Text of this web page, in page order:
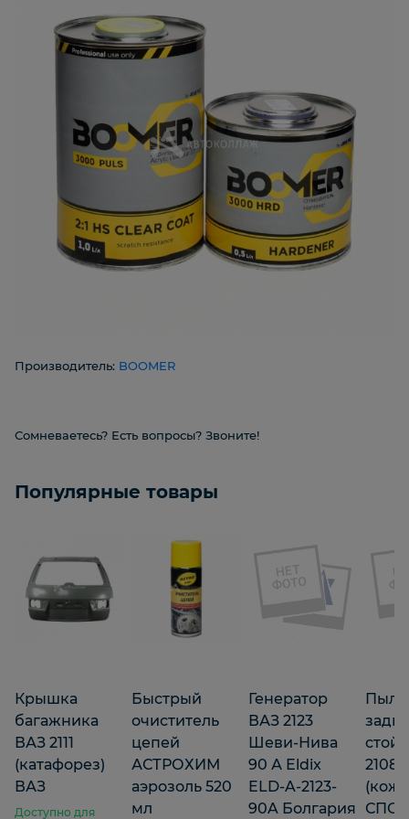
Производитель: BOOMER
Сомневаетесь? Есть вопросы? Звоните!
Популярные товары
Крышка
багажника
ВАЗ 2111
(катафорез)
ВАЗ
Доступно для
Быстрый
очиститель
цепей
АСТРОХИМ
аэрозоль 520
мл
Генератор
ВАЗ 2123
Шеви-Нива
90 А Eldix
ELD-A-2123-
90A Болгария
2108